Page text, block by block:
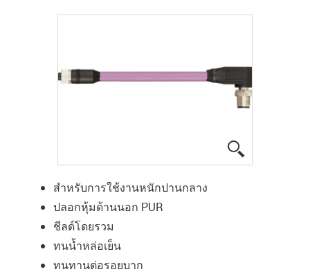
สำหรับการใช้งานหนักปานกลาง
ปลอกหุ้มด้านนอก PUR
ชีลด์โดยรวม
ทนน้ำหล่อเย็น
ทนทานต่อรอยบาก